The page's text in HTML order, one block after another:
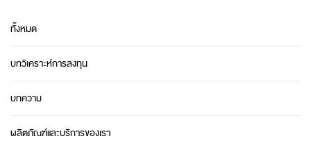
ทั้งหมด
บทวิเคราะห์การลงทุน
บทความ
ผลิตภัณฑ์และบริการของเรา